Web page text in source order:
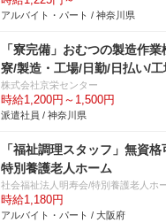
アルバイト・パート / 神奈川県
「寮完備」おむつの製造作
寮/製造・工場/日勤/日払い/
株式会社京栄センター
時給1,200円～1,500円
派遣社員 / 神奈川県
「福祉調理スタッフ」無資
特別養護老人ホーム
社会福祉法人明寿会/特別養護老人ホ
時給1,180円
アルバイト・パート / 大阪府